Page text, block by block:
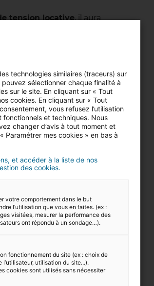
tension locative, il aura
moins le locataire est
La locationmeublée
de logements
une concurrence
locataire. Le bailleur
bailet pour certains
:
technologies similaires (traceurs) sur
sélectionner chaque finalité à
sur le site. En cliquant sur « Tout
cookies. En cliquant sur « Tout
vous refusez l’utilisation
et techniques. Nous
changer d’avis à tout moment et
Paramétrer mes cookies » en bas à
et accéder à la liste de nos
des cookies.
votre comportement dans le but
l’utilisation que vous en faites. (ex :
visitées, mesurer la performance des
ont répondu à un sondage…).
fonctionnement du site (ex : choix de
utilisation du site...).
cookies sont utilisés sans nécessiter